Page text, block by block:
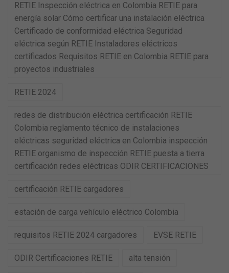
RETIE Inspección eléctrica en Colombia RETIE para
energía solar Cómo certificar una instalación eléctrica
Certificado de conformidad eléctrica Seguridad
eléctrica según RETIE Instaladores eléctricos
certificados Requisitos RETIE en Colombia RETIE para
proyectos industriales
RETIE 2024
redes de distribución eléctrica certificación RETIE
Colombia reglamento técnico de instalaciones
eléctricas seguridad eléctrica en Colombia inspección
RETIE organismo de inspección RETIE puesta a tierra
certificación redes eléctricas ODIR CERTIFICACIONES
certificación RETIE cargadores
estación de carga vehículo eléctrico Colombia
requisitos RETIE 2024 cargadores EVSE RETIE
ODIR Certificaciones RETIE alta tensión